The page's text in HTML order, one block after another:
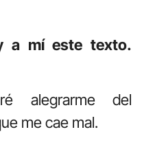
a mí este texto.
alegrarme del
me cae mal.